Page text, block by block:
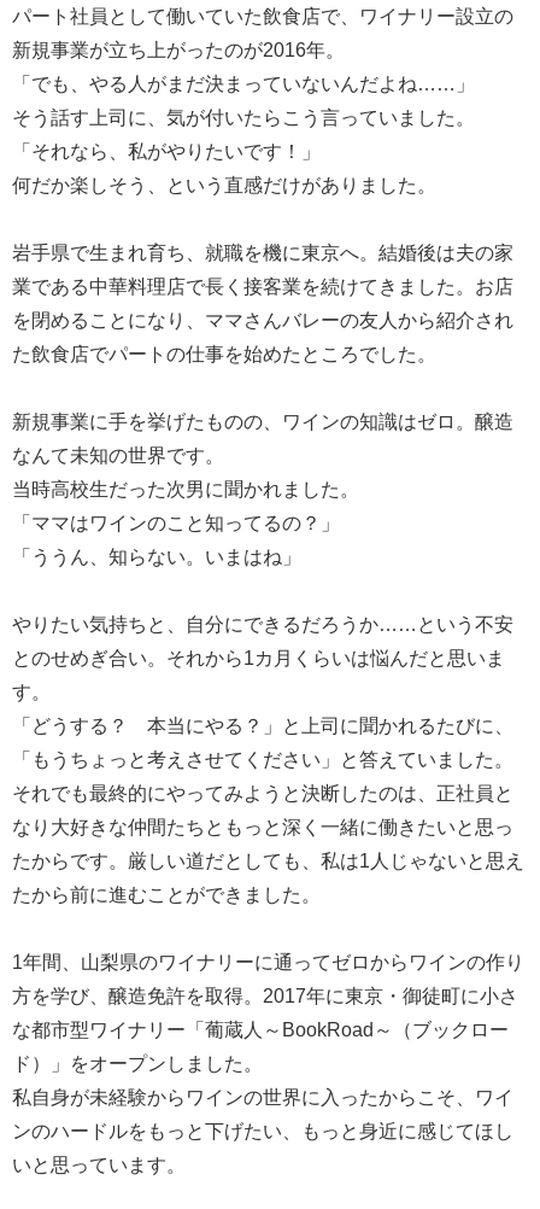
パート社員として働いていた飲食店で、ワイナリー設立の
新規事業が立ち上がったのが2016年。
「でも、やる人がまだ決まっていないんだよね……」
そう話す上司に、気が付いたらこう言っていました。
「それなら、私がやりたいです！」
何だか楽しそう、という直感だけがありました。
岩手県で生まれ育ち、就職を機に東京へ。結婚後は夫の家
業である中華料理店で長く接客業を続けてきました。お店
を閉めることになり、ママさんバレーの友人から紹介され
た飲食店でパートの仕事を始めたところでした。
新規事業に手を挙げたものの、ワインの知識はゼロ。醸造
なんて未知の世界です。
当時高校生だった次男に聞かれました。
「ママはワインのこと知ってるの？」
「ううん、知らない。いまはね」
やりたい気持ちと、自分にできるだろうか……という不安
とのせめぎ合い。それから1カ月くらいは悩んだと思いま
す。
「どうする？ 本当にやる？」と上司に聞かれるたびに、
「もうちょっと考えさせてください」と答えていました。
それでも最終的にやってみようと決断したのは、正社員と
なり大好きな仲間たちともっと深く一緒に働きたいと思っ
たからです。厳しい道だとしても、私は1人じゃないと思え
たから前に進むことができました。
1年間、山梨県のワイナリーに通ってゼロからワインの作り
方を学び、醸造免許を取得。2017年に東京・御徒町に小さ
な都市型ワイナリー「葡蔵人～BookRoad～（ブックロー
ド）」をオープンしました。
私自身が未経験からワインの世界に入ったからこそ、ワイ
ンのハードルをもっと下げたい、もっと身近に感じてほし
いと思っています。